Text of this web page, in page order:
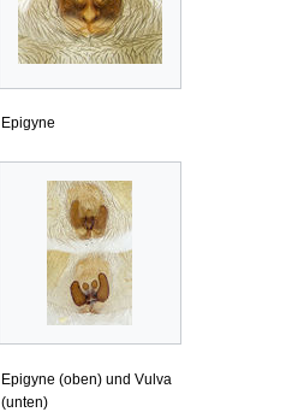
Epigyne
Epigyne (oben) und Vulva
(unten)